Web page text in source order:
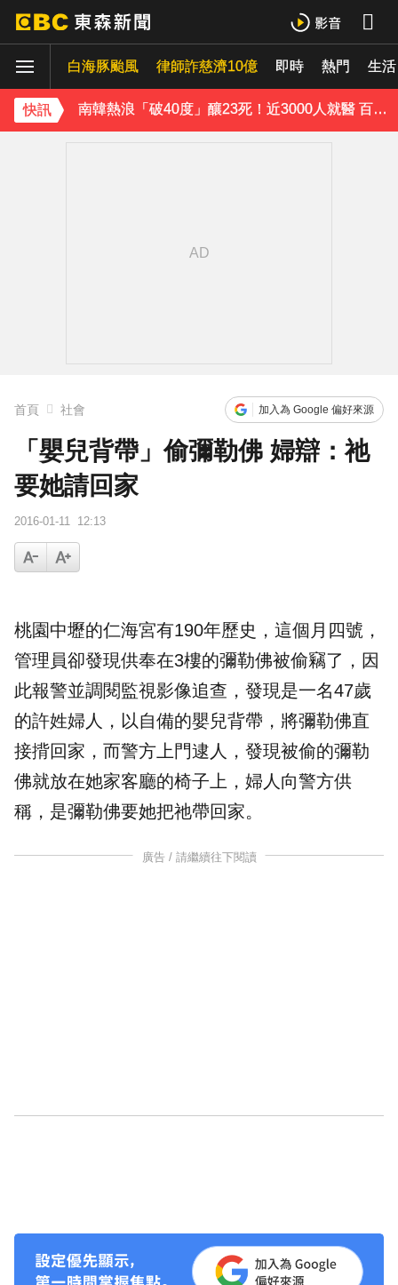
白海豚颱風 律師詐慈濟10億 即時 熱門 生活
快訊
南韓熱浪「破40度」釀23死！近3000人就醫 百萬家畜暴斃
《理財達人秀》X 安聯投信免費講座報名中！搶先卡位 2027
首頁 社會 加入為 Google 偏好來源
「嬰兒背帶」偷彌勒佛 婦辯：祂
要她請回家
2016-01-11 12:13
桃園中壢的仁海宮有190年歷史，這個月四號，
管理員卻發現供奉在3樓的彌勒佛被偷竊了，因
此報警並調閱監視影像追查，發現是一名47歲
的許姓婦人，以自備的嬰兒背帶 ，將彌勒佛直
接揹回家，而警方上門逮人，發現被偷的彌勒
佛就放在她家客廳的椅子上，婦人向警方供
稱，是彌勒佛要她把祂帶回家。
廣告 / 請繼續往下閱讀